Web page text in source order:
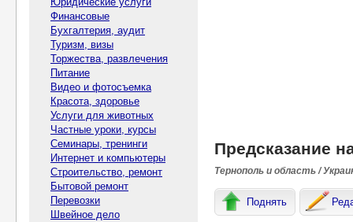
Финансовые
Бухгалтерия, аудит
Туризм, визы
Торжества, развлечения
Питание
Видео и фотосъемка
Красота, здоровье
Услуги для животных
Частные уроки, курсы
Семинары, тренинги
Интернет и компьютеры
Строительство, ремонт
Бытовой ремонт
Перевозки
Швейное дело
Предсказание
Тернополь и область /
Поднять